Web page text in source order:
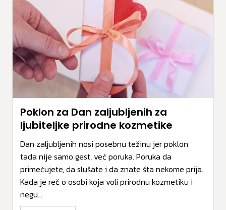
Poklon za Dan zaljubljenih za
ljubiteljke prirodne kozmetike
Dan zaljubljenih nosi posebnu težinu jer poklon
tada nije samo gest, već poruka. Poruka da
primećujete, da slušate i da znate šta nekome prija.
Kada je reč o osobi koja voli prirodnu kozmetiku i
negu...